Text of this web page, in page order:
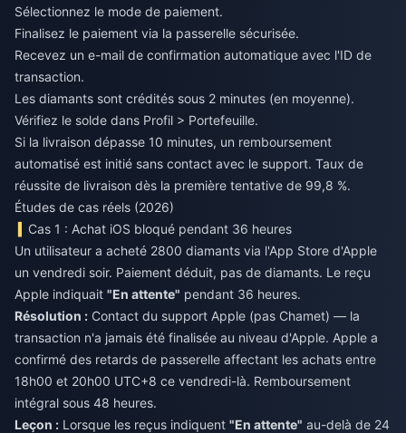
Sélectionnez le mode de paiement.
Finalisez le paiement via la passerelle sécurisée.
Recevez un e-mail de confirmation automatique avec l'ID de
transaction.
Les diamants sont crédités sous 2 minutes (en moyenne).
Vérifiez le solde dans Profil > Portefeuille.
Si la livraison dépasse 10 minutes, un remboursement
automatisé est initié sans contact avec le support. Taux de
réussite de livraison dès la première tentative de 99,8 %.
Études de cas réels (2026)
Cas 1 : Achat iOS bloqué pendant 36 heures
Un utilisateur a acheté 2800 diamants via l'App Store d'Apple
un vendredi soir. Paiement déduit, pas de diamants. Le reçu
Apple indiquait "En attente" pendant 36 heures.
Résolution : Contact du support Apple (pas Chamet) — la
transaction n'a jamais été finalisée au niveau d'Apple. Apple a
confirmé des retards de passerelle affectant les achats entre
18h00 et 20h00 UTC+8 ce vendredi-là. Remboursement
intégral sous 48 heures.
Leçon : Lorsque les reçus indiquent "En attente" au-delà de 24